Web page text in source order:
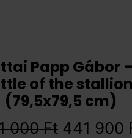
Papp Gábor
of the
(79,5x79,5 cm)
000Ft 441 900